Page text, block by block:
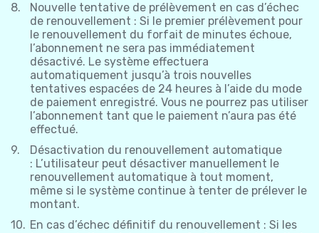
Nouvelle tentative de prélèvement en cas d’échec
de renouvellement : Si le premier prélèvement pour
le renouvellement du forfait de minutes échoue,
l’abonnement ne sera pas immédiatement
désactivé. Le système effectuera
automatiquement jusqu’à trois nouvelles
tentatives espacées de 24 heures à l’aide du mode
de paiement enregistré. Vous ne pourrez pas utiliser
l’abonnement tant que le paiement n’aura pas été
effectué.
Désactivation du renouvellement automatique
: L’utilisateur peut désactiver manuellement le
renouvellement automatique à tout moment,
même si le système continue à tenter de prélever le
montant.
En cas d’échec définitif du renouvellement : Si les